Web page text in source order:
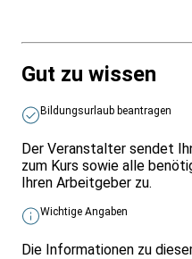
Gut zu wissen
Bildungsurlaub beantragen
Der Veranstalter sendet
zum Kurs sowie alle
Ihren Arbeitgeber zu.
Wichtige Angaben
Die Informationen zu